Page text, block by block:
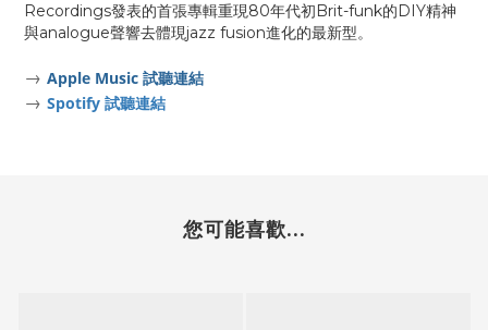
Recordings發表的首張專輯重現80年代初Brit-funk的DIY精神
與analogue聲響去體現jazz fusion進化的最新型。
→ Apple Music 試聽連結
→ Spotify 試聽連結
您可能喜歡...